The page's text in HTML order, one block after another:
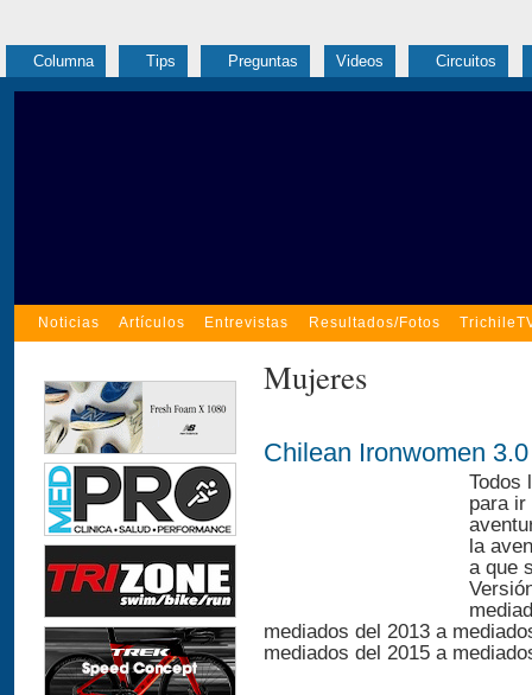
Columna Tips Preguntas Videos Circuitos
Noticias Artículos Entrevistas Resultados/Fotos
Mujeres
Chilean Ironwomen 3.0
Todos
para ir
la
a que
mediados del 2013 a
mediados del 2015 a